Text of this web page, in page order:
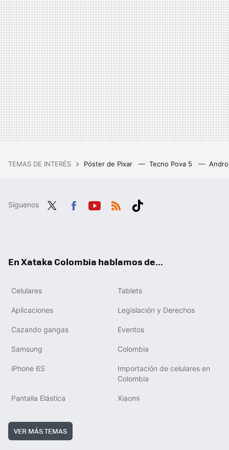
TEMAS DE INTERÉS Póster de Pixar Tecno Pova 5
Síguenos
En Xataka Colombia hablamos de...
Celulares Tablets
Aplicaciones Legislación y Derechos
Cazando gangas Eventos
Samsung Colombia
iPhone 6S
Importación de celulares en
Colombia
Pantalla Elástica Xiaomi
VER MÁS TEMAS